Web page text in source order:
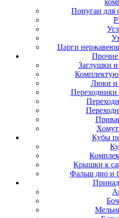
Попугаи для
Царги
Заглушки и
Люки и
Переходники
Кубы
Крышки к
Фальш дно и